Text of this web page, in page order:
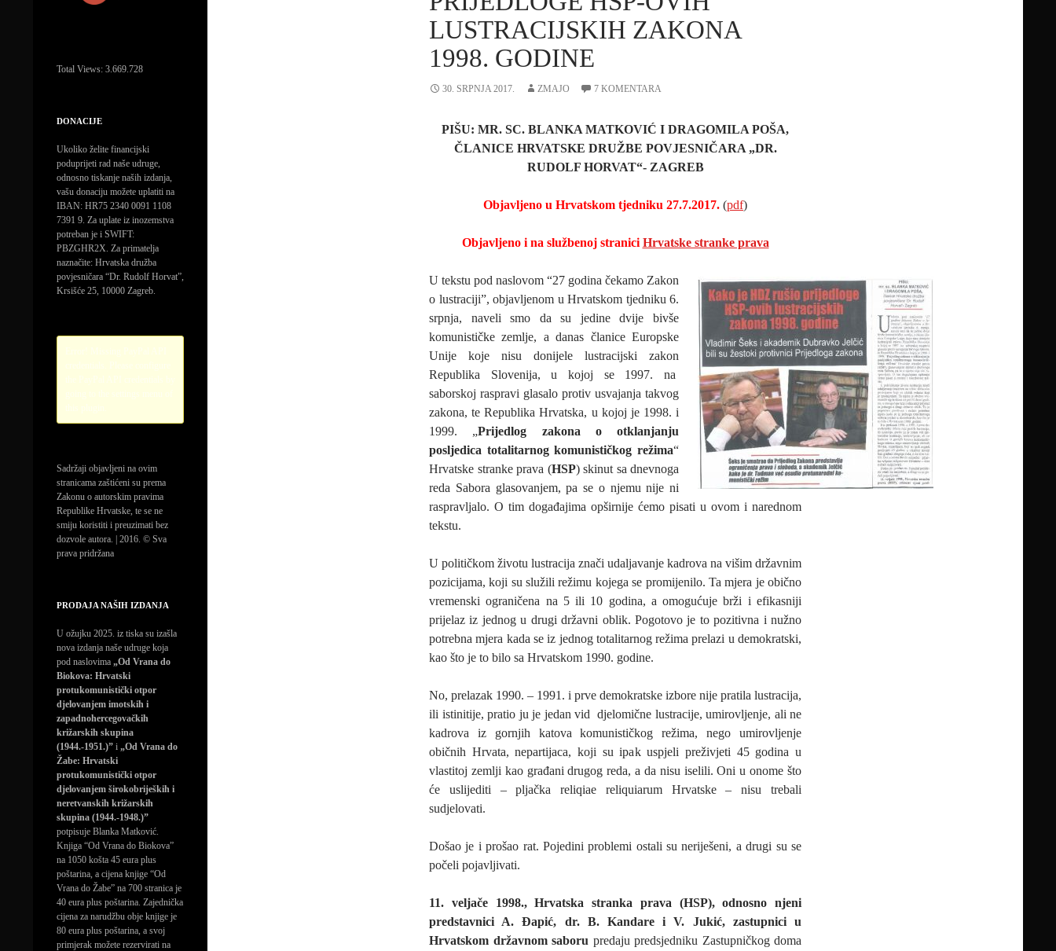
LUSTRACIJSKIH ZAKONA
1998. GODINE
30. SRPNJA 2017. ZMAJO 7 KOMENTARA
PIŠU: MR. SC. BLANKA MATKOVIĆ I DRAGOMILA POŠA,
ČLANICE HRVATSKE DRUŽBE POVJESNIČARA „DR.
RUDOLF HORVAT“- ZAGREB
Objavljeno u Hrvatskom tjedniku 27.7.2017. (pdf)
Objavljeno i na službenoj stranici Hrvatske stranke prava
U tekstu pod naslovom “27 godina čekamo Zakon
o lustraciji”, objavljenom u Hrvatskom tjedniku 6.
srpnja, naveli smo da su jedine dvije bivše
komunističke zemlje, a danas članice Europske
Unije koje nisu donijele lustracijski zakon
Republika Slovenija, u kojoj se 1997. na
saborskoj raspravi glasalo protiv usvajanja takvog
zakona, te Republika Hrvatska, u kojoj je 1998. i
1999. „Prijedlog zakona o otklanjanju
posljedica totalitarnog komunističkog režima“
Hrvatske stranke prava (HSP) skinut sa dnevnoga
reda Sabora glasovanjem, pa se o njemu nije ni
raspravljalo. O tim događajima opširnije ćemo pisati u ovom i narednom
tekstu.
U političkom životu lustracija znači udaljavanje kadrova na višim državnim
pozicijama, koji su služili režimu kojega se promijenilo. Ta mjera je obično
vremenski ograničena na 5 ili 10 godina, a omogućuje brži i efikasniji
prijelaz iz jednog u drugi državni oblik. Pogotovo je to pozitivna i nužno
potrebna mjera kada se iz jednog totalitarnog režima prelazi u demokratski,
kao što je to bilo sa Hrvatskom 1990. godine.
No, prelazak 1990. – 1991. i prve demokratske izbore nije pratila lustracija,
ili istinitije, pratio ju je jedan vid djelomične lustracije, umirovljenje, ali ne
kadrova iz gornjih katova komunističkog režima, nego umirovljenje
običnih Hrvata, nepartijaca, koji su ipak uspjeli preživjeti 45 godina u
vlastitoj zemlji kao građani drugog reda, a da nisu iselili. Oni u onome što
će uslijediti – pljačka reliqiae reliquiarum Hrvatske – nisu trebali
sudjelovati.
Došao je i prošao rat. Pojedini problemi ostali su neriješeni, a drugi su se
počeli pojavljivati.
11. veljače 1998., Hrvatska stranka prava (HSP), odnosno njeni
predstavnici A. Đapić, dr. B. Kandare i V. Jukić, zastupnici u
Hrvatskom državnom saboru predaju predsjedniku Zastupničkog doma
Total Views: 3.669.728
DONACIJE
Ukoliko želite financijski
poduprijeti rad naše udruge,
odnosno tiskanje naših izdanja,
vašu donaciju možete uplatiti na
IBAN: HR75 2340 0091 1108
7391 9. Za uplate iz inozemstva
potreban je i SWIFT:
PBZGHR2X. Za primatelja
naznačite: Hrvatska družba
povjesničara “Dr. Rudolf Horvat”,
Krsišće 25, 10000 Zagreb.
Sadržaji objavljeni na ovim
stranicama zaštićeni su prema
Zakonu o autorskim pravima
Republike Hrvatske, te se ne
smiju koristiti i preuzimati bez
dozvole autora. | 2016. © Sva
prava pridržana
PRODAJA NAŠIH IZDANJA
U ožujku 2025. iz tiska su izašla
nova izdanja naše udruge koja
pod naslovima „Od Vrana do
Biokova: Hrvatski
protukomunistički otpor
djelovanjem imotskih i
zapadnohercegovačkih
križarskih skupina
(1944.-1951.)” i „Od Vrana do
Žabe: Hrvatski
protukomunistički otpor
djelovanjem širokobrijeških i
neretvanskih križarskih
skupina (1944.-1948.)”
potpisuje Blanka Matković.
Knjiga “Od Vrana do Biokova”
na 1050 košta 45 eura plus
poštarina, a cijena knjige “Od
Vrana do Žabe” na 700 stranica je
40 eura plus poštarina. Zajednička
cijena za narudžbu obje knjige je
80 eura plus poštarina, a svoj
primjerak možete rezervirati na